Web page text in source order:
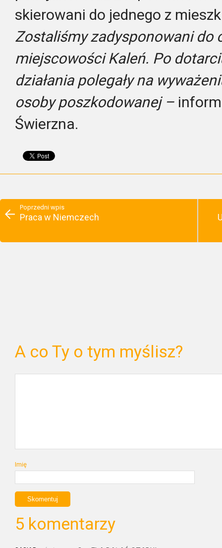
skierowani do jednego z
Zostaliśmy zadysponowani do
miejscowości Kaleń. Po
działania polegały na
osoby poszkodowanej –
Świerzna.
Poprzedni wpis
Praca w Niemczech
A co Ty o tym myślisz?
Imię
5 komentarzy